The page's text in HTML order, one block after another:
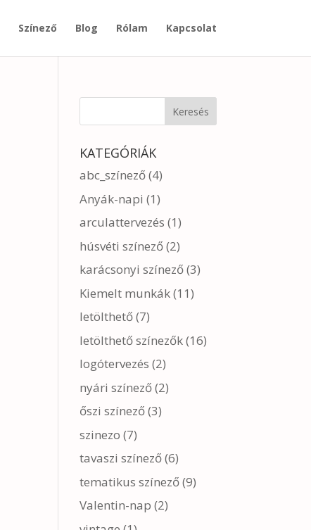
Színező Blog Rólam Kapcsolat
KATEGÓRIÁK
abc_színező(4)
Anyák-napi (1)
arculattervezés (1)
húsvéti színező(2)
karácsonyi színező(3)
Kiemelt munkák(11)
letölthető(7)
letölthető színezők(16)
logótervezés (2)
nyári színező(2)
őszi színező(3)
szinezo (7)
tavaszi színező(6)
tematikus színező(9)
Valentin-nap (2)